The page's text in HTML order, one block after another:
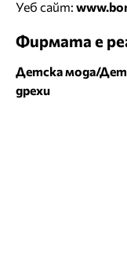
Уеб сайт:
Фирмата е
Детска мода/
дрехи